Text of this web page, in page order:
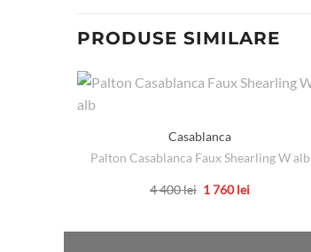
PRODUSE SIMILARE
Casablanca
Palton Casablanca Faux Shearling W alb
4 400lei Prețul
1 760leiPrețul